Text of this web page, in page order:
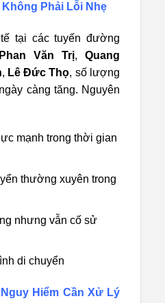
Phải Lỗi Nhẹ
tại các tuyến đường
Phan Văn Trị,Quang
, Lê Đức Thọ, số lượng
càng tăng. Nguyên
mạnh trong thời gian
thường xuyên trong
nhưng vẫn cố sử
di chuyển
Hiểm Cần Xử Lý